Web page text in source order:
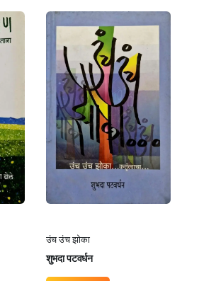
उंच उंच झोका
शुभदा पटवर्धन